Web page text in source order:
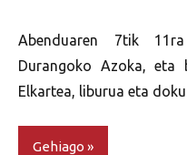
Abenduaren 7tik
Durangoko Azoka, eta
Elkartea, liburua eta
Gehiago